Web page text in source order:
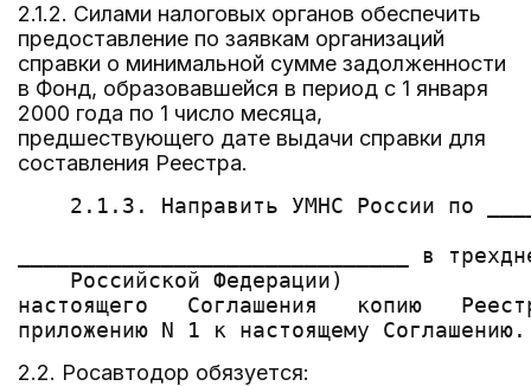
2.1.2. Силами налоговых органов обеспечить
предоставление по заявкам организаций
справки о минимальной сумме задолженности
в Фонд, образовавшейся в период с 1 января
2000 года по 1 число месяца,
предшествующего дате выдачи справки для
составления Реестра.
2.1.3. Направить УМНС России по
______________________________ в
    Российской Федерации)
настоящего   Соглашения   копию
2.2. Росавтодор обязуется: